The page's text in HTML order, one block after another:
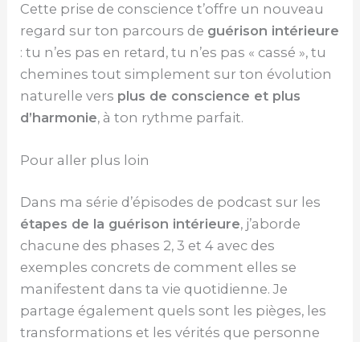
Cette prise de conscience t’offre un nouveau
regard sur ton parcours de guérison intérieure
: tu n’es pas en retard, tu n’es pas « cassé », tu
chemines tout simplement sur ton évolution
naturelle vers plus de conscience et plus
d’harmonie, à ton rythme parfait.
Pour aller plus loin
Dans ma série d’épisodes de podcast sur les
étapes de la guérison intérieure, j’aborde
chacune des phases 2, 3 et 4 avec des
exemples concrets de comment elles se
manifestent dans ta vie quotidienne. Je
partage également quels sont les pièges, les
transformations et les vérités que personne